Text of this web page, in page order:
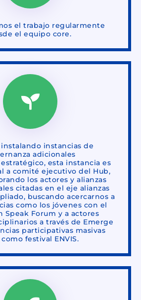
el trabajo regularmente
el equipo core.
instalando instancias de
adicionales
esta instancia es
a comité ejecutivo del Hub,
los actores y alianzas
citadas en el eje alianzas
buscando acercarnos a
como los jóvenes con el
Speak Forum y a actores
a través de Emerge
participativas masivas
como festival ENVIS.